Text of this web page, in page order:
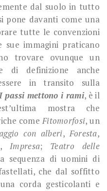
dal suolo in tutto
pone davanti come una
tutte le convenzioni
immagini praticano
trovare ovunque un
di definizione anche
in transito sulla
passi mettono i rami, è il
mostra che
comeFitomorfosi, un
con alberi, Foresta,
,Impresa; Teatro delle
sequenza di uomini di
che dal soffitto
corda gesticolanti e